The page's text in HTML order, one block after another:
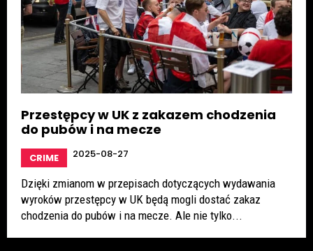
Przestępcy w UK z zakazem chodzenia
do pubów i na mecze
CRIME 2025-08-27
Dzięki zmianom w przepisach dotyczących wydawania
wyroków przestępcy w UK będą mogli dostać zakaz
chodzenia do pubów i na mecze. Ale nie tylko...